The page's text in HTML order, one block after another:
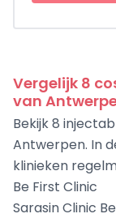
Vergelijk 8
van
Bekijk 8
Antwerpen. In
klinieken
Be First Clinic
Sarasin Clinic